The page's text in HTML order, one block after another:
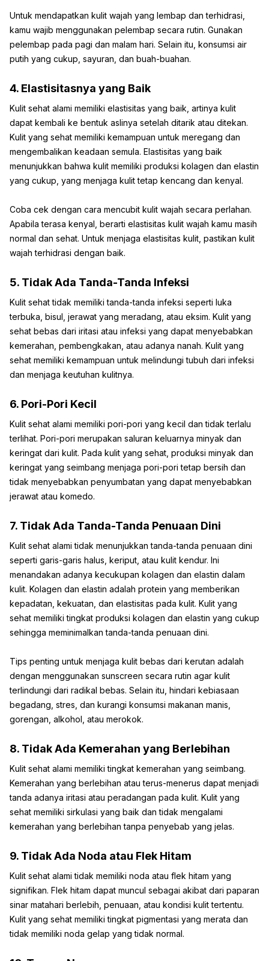
Untuk mendapatkan kulit wajah yang lembap dan terhidrasi,
kamu wajib menggunakan pelembap secara rutin. Gunakan
pelembap pada pagi dan malam hari. Selain itu, konsumsi air
putih yang cukup, sayuran, dan buah-buahan.
4. Elastisitasnya yang Baik
Kulit sehat alami memiliki elastisitas yang baik, artinya kulit
dapat kembali ke bentuk aslinya setelah ditarik atau ditekan.
Kulit yang sehat memiliki kemampuan untuk meregang dan
mengembalikan keadaan semula. Elastisitas yang baik
menunjukkan bahwa kulit memiliki produksi kolagen dan elastin
yang cukup, yang menjaga kulit tetap kencang dan kenyal.
Coba cek dengan cara mencubit kulit wajah secara perlahan.
Apabila terasa kenyal, berarti elastisitas kulit wajah kamu masih
normal dan sehat. Untuk menjaga elastisitas kulit, pastikan kulit
wajah terhidrasi dengan baik.
5. Tidak Ada Tanda-Tanda Infeksi
Kulit sehat tidak memiliki tanda-tanda infeksi seperti luka
terbuka, bisul, jerawat yang meradang, atau eksim. Kulit yang
sehat bebas dari iritasi atau infeksi yang dapat menyebabkan
kemerahan, pembengkakan, atau adanya nanah. Kulit yang
sehat memiliki kemampuan untuk melindungi tubuh dari infeksi
dan menjaga keutuhan kulitnya.
6. Pori-Pori Kecil
Kulit sehat alami memiliki pori-pori yang kecil dan tidak terlalu
terlihat. Pori-pori merupakan saluran keluarnya minyak dan
keringat dari kulit. Pada kulit yang sehat, produksi minyak dan
keringat yang seimbang menjaga pori-pori tetap bersih dan
tidak menyebabkan penyumbatan yang dapat menyebabkan
jerawat atau komedo.
7. Tidak Ada Tanda-Tanda Penuaan Dini
Kulit sehat alami tidak menunjukkan tanda-tanda penuaan dini
seperti garis-garis halus, keriput, atau kulit kendur. Ini
menandakan adanya kecukupan kolagen dan elastin dalam
kulit. Kolagen dan elastin adalah protein yang memberikan
kepadatan, kekuatan, dan elastisitas pada kulit. Kulit yang
sehat memiliki tingkat produksi kolagen dan elastin yang cukup
sehingga meminimalkan tanda-tanda penuaan dini.
Tips penting untuk menjaga kulit bebas dari kerutan adalah
dengan menggunakan sunscreen secara rutin agar kulit
terlindungi dari radikal bebas. Selain itu, hindari kebiasaan
begadang, stres, dan kurangi konsumsi makanan manis,
gorengan, alkohol, atau merokok.
8. Tidak Ada Kemerahan yang Berlebihan
Kulit sehat alami memiliki tingkat kemerahan yang seimbang.
Kemerahan yang berlebihan atau terus-menerus dapat menjadi
tanda adanya iritasi atau peradangan pada kulit. Kulit yang
sehat memiliki sirkulasi yang baik dan tidak mengalami
kemerahan yang berlebihan tanpa penyebab yang jelas.
9. Tidak Ada Noda atau Flek Hitam
Kulit sehat alami tidak memiliki noda atau flek hitam yang
signifikan. Flek hitam dapat muncul sebagai akibat dari paparan
sinar matahari berlebih, penuaan, atau kondisi kulit tertentu.
Kulit yang sehat memiliki tingkat pigmentasi yang merata dan
tidak memiliki noda gelap yang tidak normal.